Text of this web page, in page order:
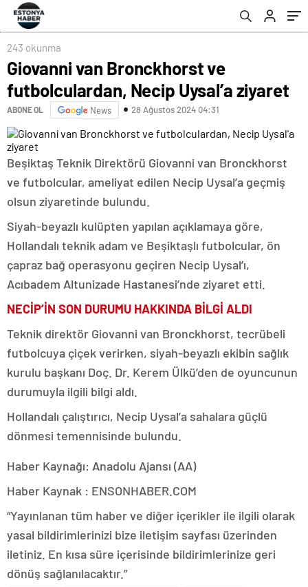
243 okunma
Giovanni van Bronckhorst ve
futbolculardan, Necip Uysal’a ziyaret
ABONE OL News 28 Ağustos 2024 04:31
Beşiktaş Teknik Direktörü Giovanni van Bronckhorst
ve futbolcular, ameliyat edilen Necip Uysal’a geçmiş
olsun ziyaretinde bulundu.
Siyah-beyazlı kulüpten yapılan açıklamaya göre,
Hollandalı teknik adam ve Beşiktaşlı futbolcular, ön
çapraz bağ operasyonu geçiren Necip Uysal’ı,
Acıbadem Altunizade Hastanesi’nde ziyaret etti.
NECİP’İN SON DURUMU HAKKINDA BİLGİ ALDI
Teknik direktör Giovanni van Bronckhorst, tecrübeli
futbolcuya çiçek verirken, siyah-beyazlı ekibin sağlık
kurulu başkanı Doç. Dr. Kerem Ülkü’den de oyuncunun
durumuyla ilgili bilgi aldı.
Hollandalı çalıştırıcı, Necip Uysal’a sahalara güçlü
dönmesi temennisinde bulundu.
Haber Kaynağı: Anadolu Ajansı (AA)
Haber Kaynak : ENSONHABER.COM
“Yayınlanan tüm haber ve diğer içerikler ile ilgili olarak
yasal bildirimlerinizi bize iletişim sayfası üzerinden
iletiniz. En kısa süre içerisinde bildirimlerinize geri
dönüş sağlanılacaktır.”